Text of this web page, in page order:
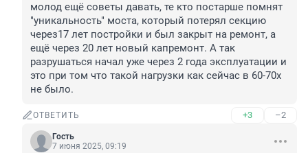
молод ещё советы давать, те кто постарше помнят
"уникальность" моста, который потерял секцию
через17 лет постройки и был закрыт на ремонт, а
ещё через 20 лет новый капремонт. А так
разрушаться начал уже через 2 года эксплуатации и
это при том что такой нагрузки как сейчас в 60-70х
не было.
ОТВЕТИТЬ +3 –2
Гость
7 июня 2025, 09:19